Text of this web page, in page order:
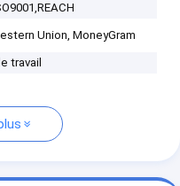
Union, MoneyGram
travail